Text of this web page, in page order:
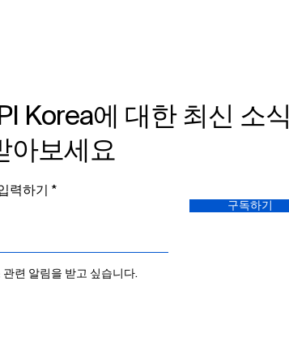
Korea에 대한 최신 소식
아보세요
력하기​
구독하기
관련 알림을 받고 싶습니다.